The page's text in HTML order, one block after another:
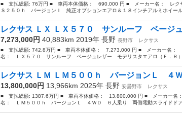
■ 支払総額: 76万円 ■ 車両本体価格： 690,000 円 ■ メーカー名： レ
Ｓ２５０ｈ バージョンＩ 純正オプションエアロ＆１８インチアルミホイー
レクサス ＬＸ ＬＸ５７０ サンルーフ ベージ
7,273,000円 40,883km 2019年 長野 長野市
レクサス
■ 支払総額: 742.8万円 ■ 車両本体価格： 7,273,000 円 ■ メーカー名
名： ＬＸ５７０ サンルーフ ベージュレザー モデリスタエアロ（Ｆ．Ｒ
レクサス ＬＭ ＬＭ５００ｈ バージョンＬ
13,800,000円 13,966km 2025年 長野 安曇野市
レクサス
■ 支払総額: 1387.6万円 ■ 車両本体価格： 13,800,000 円 ■ メーカー
名： ＬＭ５００ｈ バージョンＬ ４ＷＤ ６人乗り 両側電動スライドド